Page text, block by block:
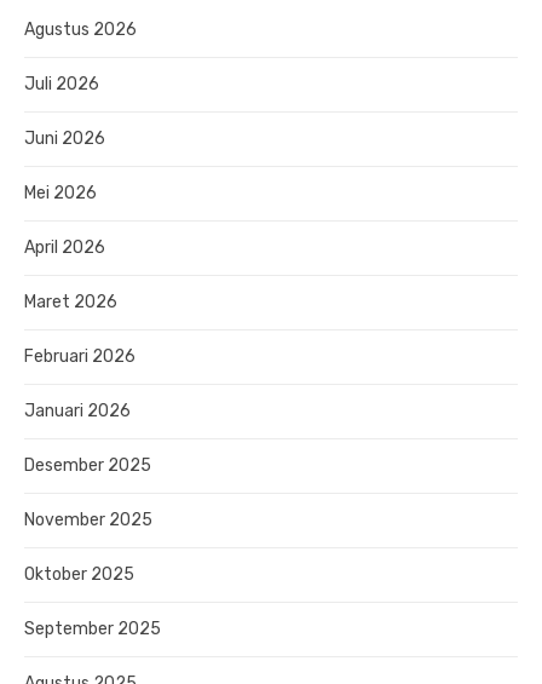
Agustus 2026
Juli 2026
Juni 2026
Mei 2026
April 2026
Maret 2026
Februari 2026
Januari 2026
Desember 2025
November 2025
Oktober 2025
September 2025